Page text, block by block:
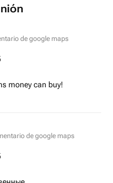
de google maps
money can buy!
de google maps